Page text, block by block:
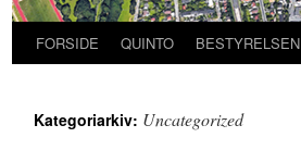
FORSIDE QUINTO BESTYRELSEN
Kategoriarkiv: Uncategorized